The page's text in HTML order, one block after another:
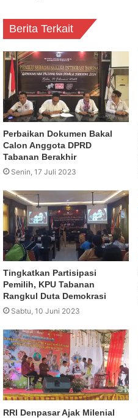
Berita Terkait
Perbaikan Dokumen Bakal
Calon Anggota DPRD
Tabanan Berakhir
Senin, 17 Juli 2023
Tingkatkan Partisipasi
Pemilih, KPU Tabanan
Rangkul Duta Demokrasi
Sabtu, 10 Juni 2023
RRI Denpasar Ajak Milenial